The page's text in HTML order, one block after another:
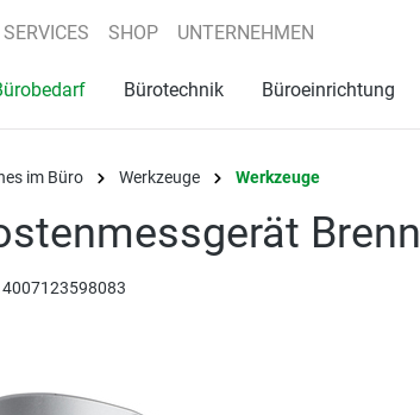
springen
SERVICES SHOP UNTERNEHMEN
Bürotechnik Büroeinrichtung
im Büro Werkzeuge Werkzeuge
4007123598083